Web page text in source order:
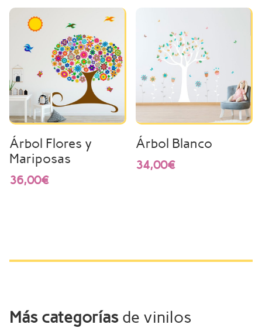
Árbol Flores y
Mariposas
36,00€
Árbol Blanco
34,00€
Más categoríasde vinilos